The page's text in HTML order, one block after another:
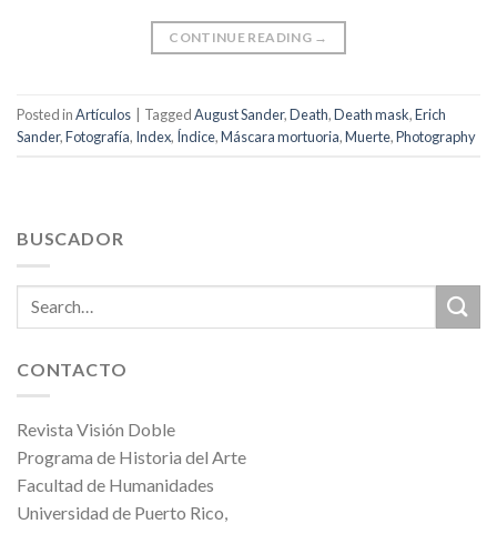
CONTINUE READING →
Posted inArtículos | TaggedAugust Sander,Death,Death mask,Erich
Sander,Fotografía, Index, Índice,Máscara mortuoria,Muerte,Photography
BUSCADOR
CONTACTO
Revista Visión Doble
Programa de Historia del Arte
Facultad de Humanidades
Universidad de Puerto Rico,